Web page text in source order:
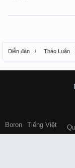
Diễn đàn Thảo Luận
Boron Tiếng Việt